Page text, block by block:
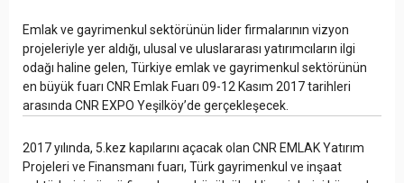
Emlak ve gayrimenkul sektörünün lider firmalarının vizyon
projeleriyle yer aldığı, ulusal ve uluslararası yatırımcıların ilgi
odağı haline gelen, Türkiye emlak ve gayrimenkul sektörünün
en büyük fuarı CNR Emlak Fuarı 09-12 Kasım 2017 tarihleri
arasında CNR EXPO Yeşilköy’de gerçekleşecek.
2017 yılında, 5.kez kapılarını açacak olan CNR EMLAK Yatırım
Projeleri ve Finansmanı fuarı, Türk gayrimenkul ve inşaat